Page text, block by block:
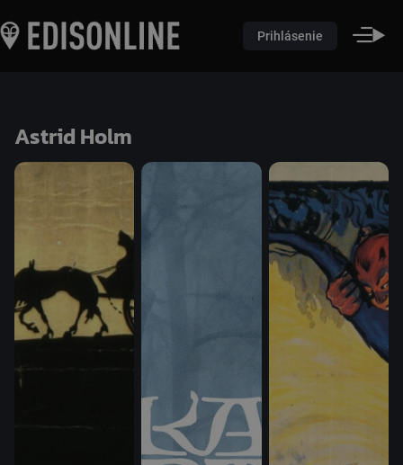
Prihlásenie
Astrid Holm